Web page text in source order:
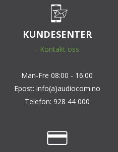
KUNDESENTER
- Kontakt oss
Man-Fre 08:00 - 16:00
Epost: info(a)audiocom.no
Telefon: 928 44 000